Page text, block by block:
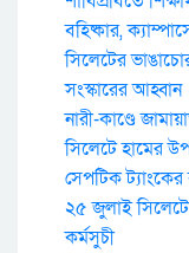
বহিষ্কার,
সিলেটের
সংস্কারের আহ্বান
নারী-কাণ্ডে
সিলেটে হামের
সেপটিক ট্যাংকের
২৫ জুলাই
কর্মসুচী